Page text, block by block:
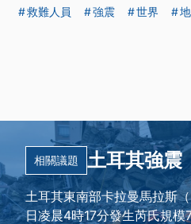
救難人員
強震 世界
相關議題 土耳其強震
土耳其東南部卡拉曼馬拉斯
日凌晨4時17分發生芮氏規模